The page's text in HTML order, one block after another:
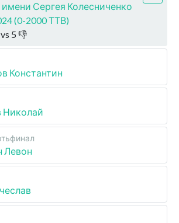
Сергея Колесниченко
(0-2000 ТТВ)
5 👎
Константин
Николай
Левон